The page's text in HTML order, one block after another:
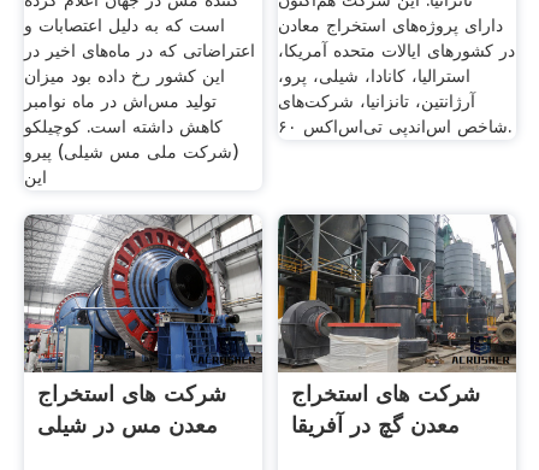
است که به دلیل اعتصابات و
اعتراضاتی که در ماه‌های اخیر در
این کشور رخ داده بود میزان
تولید مس‌اش در ماه نوامبر
کاهش داشته است. کوچیلکو
(شرکت ملی مس شیلی) پیرو
این
دارای پروژه‌های استخراج معادن
در کشورهای ایالات متحده آمریکا،
استرالیا، کانادا، شیلی، پرو،
آرژانتین، تانزانیا، شرکت‌های
شاخص اس‌اندپی تی‌اس‌اکس ۶۰.
شرکت های استخراج
معدن مس در شیلی
شرکت های استخراج
معدن گچ در آفریقا